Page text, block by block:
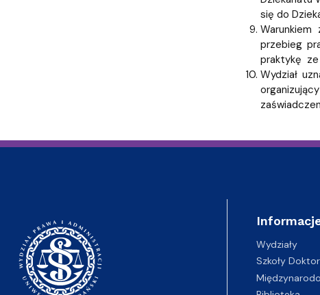
się do
Warunkiem
przebieg
praktykę
Wydział
Wydziały
Szkoły